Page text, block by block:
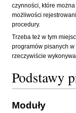
czynności, które
możliwości
procedury.
Trzeba też w tym
programów pisanych
rzeczywiście
Podstawy
Moduły